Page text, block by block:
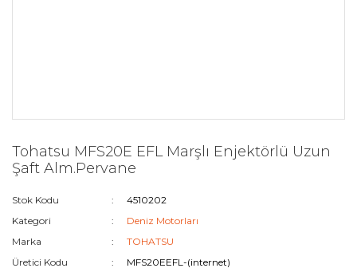
Tohatsu MFS20E EFL Marşlı Enjektörlü Uzun
Şaft Alm.Pervane
Stok Kodu
4510202
Kategori
Deniz Motorları
Marka
TOHATSU
Üretici Kodu
MFS20EEFL-(internet)